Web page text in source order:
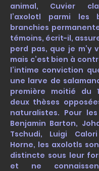
animal, Cuvier
l’axolotl parmi les
branchies
témoins, écrit-il,
perd pas, que je m’y
mais c’est bien à
l’intime conviction
une larve de
première moitié du
deux thèses
naturalistes. Pour
Benjamin Barton,
Tschudi, Luigi
Horne, les axolotls
distincte sous leur
et ne